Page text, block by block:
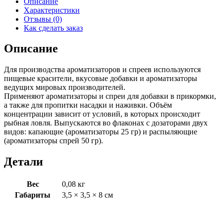
запахом
тутти-
фрутти
Характеристики
Отзывы (0)
Как сделать заказ
Описание
Для производства ароматизаторов и спреев используются
пищевые красители, вкусовые добавки и ароматизаторы
ведущих мировых производителей.
Применяют ароматизаторы и спреи для добавки в прикормки,
а также для пропитки насадки и наживки. Объём
концентрации зависит от условий, в которых происходит
рыбная ловля. Выпускаются во флаконах с дозаторами двух
видов: капающие (ароматизаторы 25 гр) и распыляющие
(ароматизаторы спрей 50 гр).
Детали
Вес
0,08 кг
Габариты
3,5 × 3,5 × 8 см